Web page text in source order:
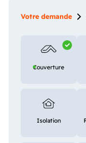
Votre demande
Couverture
Isolation